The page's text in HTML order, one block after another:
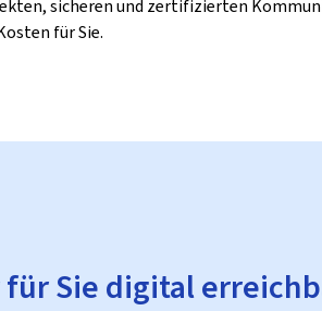
sicheren und zertifizierten
für Sie.
Sie digital